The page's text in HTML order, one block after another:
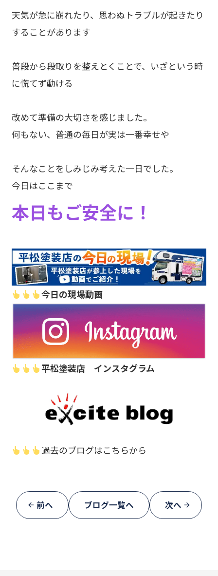
天気が急に崩れたり、思わぬトラブルが起きたり
することがあります
普段から段取りを整えとくことで、いざという時
に慌てず動ける
改めて準備の大切さを感じました。
何もない、普通の毎日が実は一番幸せや
そんなことをしみじみ考えた一日でした。
今日はここまで
本日もご安全に！
今日の現場動画
平松塗装店 インスタグラム
過去のブログはこちらから
前へ ブログ一覧へ 次へ